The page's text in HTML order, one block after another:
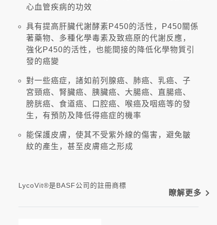
心血管疾病的功效
具有提高肝臟代謝酵素P450的活性，P450關係
著藥物、多種化學毒素及致癌原的代謝反應，
強化P450的活性，也能間接的降低化學物質引
發的癌變
對一些癌症，諸如前列腺癌、肺癌、乳癌、子
宮頸癌、腎臟癌、胰臟癌、大腸癌、直腸癌、
膀胱癌、食道癌、口腔癌、喉癌及咽癌等的發
生，有預防及降低得癌症的機率
能保護皮膚，使其不受紫外線的傷害，避免皺
紋的產生，甚至皮膚癌之形成
LycoVit®是BASF公司的註冊商標
瞭解更多 navigate_next